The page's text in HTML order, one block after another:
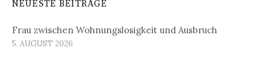
NEUESTE BEITRÄGE
Frau zwischen Wohnungslosigkeit und Ausbruch
5. AUGUST 2026